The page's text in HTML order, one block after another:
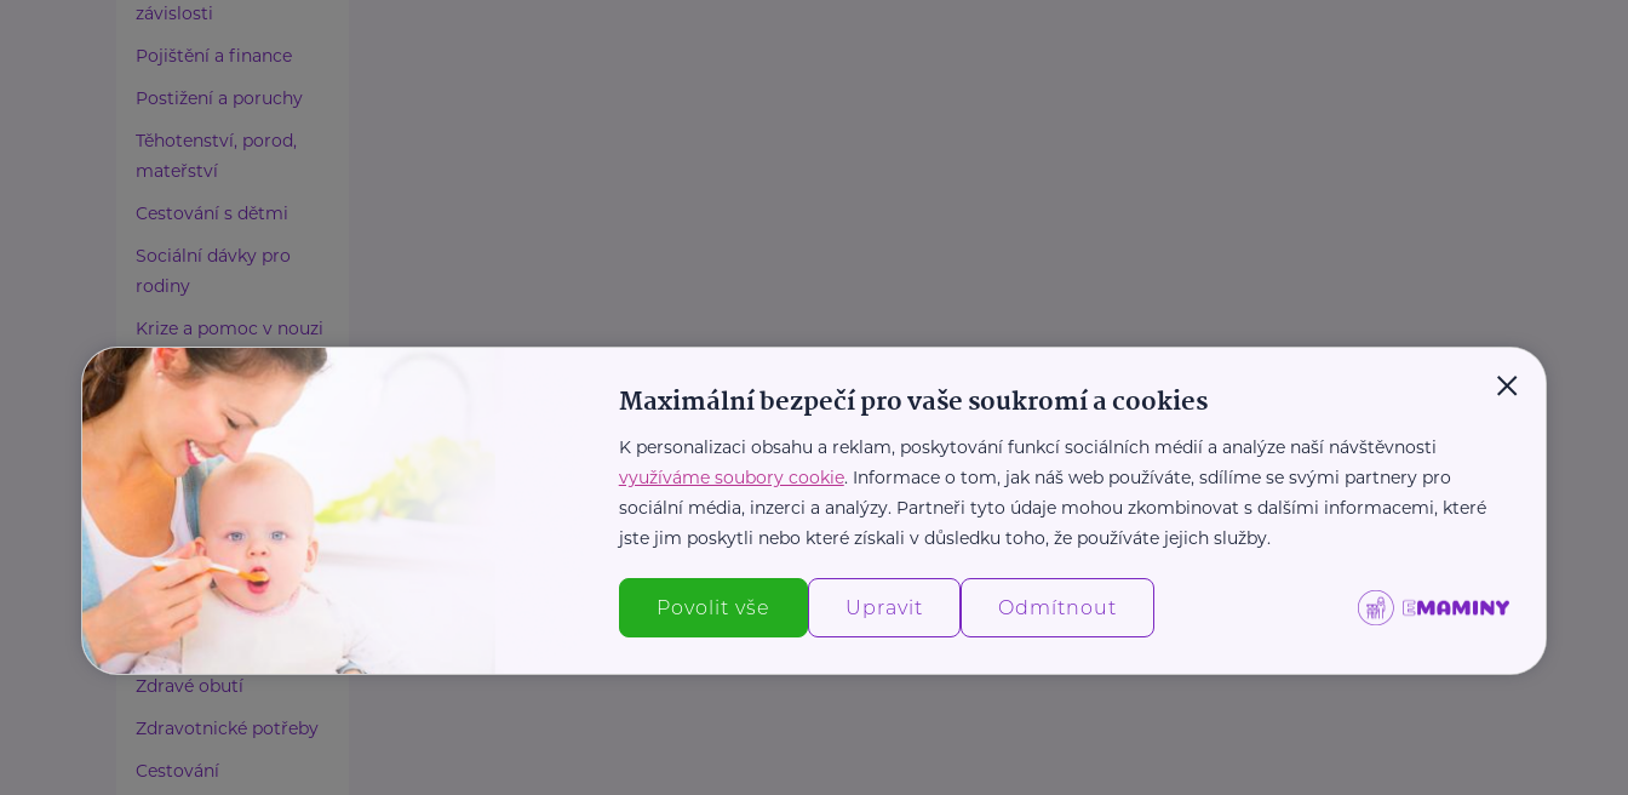
závislosti
Pojištění a finance
Postižení a poruchy
Těhotenství, porod,
mateřství
Cestování s dětmi
Sociální dávky pro
rodiny
Krize a pomoc v nouzi
Paliativní péče
Rady a tipy
Harmonie duše a těla
Zaměstnávání osob ze
zdravotním
postižením
Lázeňství a wellness
Zdravé spaní a sezení
Zdravé obutí
Zdravotnické potřeby
Cestování
×
Maximální bezpečí pro vaše soukromí a cookies
K personalizaci obsahu a reklam, poskytování funkcí sociálních médií a analýze naší návštěvnosti
využíváme soubory cookie. Informace o tom, jak náš web používáte, sdílíme se svými partnery pro
sociální média, inzerci a analýzy. Partneři tyto údaje mohou zkombinovat s dalšími informacemi, které
jste jim poskytli nebo které získali v důsledku toho, že používáte jejich služby.
Povolit vše Upravit Odmítnout